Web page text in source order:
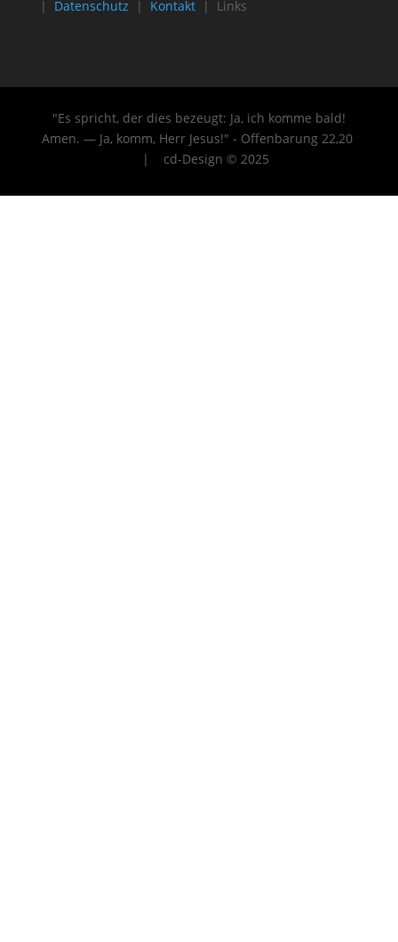
| Datenschutz | Kontakt| Links
"Es spricht, der dies bezeugt: Ja, ich komme bald!
Amen. — Ja, komm, Herr Jesus!" - Offenbarung 22,20
| cd-Design © 2025